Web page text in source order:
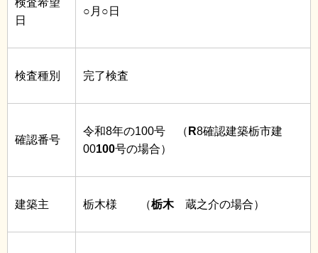
検査希望
日
○月○日
検査種別 完了検査
確認番号
令和8年の100号 （ R8確認建築栃市建
00100号の場合）
建築主 栃木様 （栃木蔵之介の場合）